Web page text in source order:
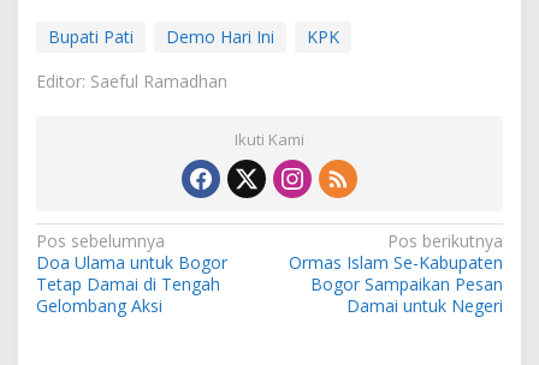
Bupati Pati Demo Hari Ini
KPK
Editor: Saeful Ramadhan
Ikuti Kami
Navigasi
pos
Pos sebelumnya
Doa Ulama untuk Bogor
Tetap Damai di Tengah
Gelombang Aksi
Pos berikutnya
Ormas Islam Se-Kabupaten
Bogor Sampaikan Pesan
Damai untuk Negeri